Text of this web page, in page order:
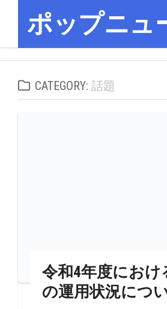
contentポップニュ
CATEGORY: 話題
令和4年度におけ
の運用状況につ